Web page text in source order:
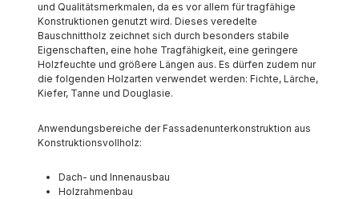
und Qualitätsmerkmalen, da es vor allem für tragfähige
Konstruktionen genutzt wird. Dieses veredelte
Bauschnittholz zeichnet sich durch besonders stabile
Eigenschaften, eine hohe Tragfähigkeit, eine geringere
Holzfeuchte und größere Längen aus. Es dürfen zudem nur
die folgenden Holzarten verwendet werden: Fichte, Lärche,
Kiefer, Tanne und Douglasie.
Anwendungsbereiche der Fassadenunterkonstruktion aus
Konstruktionsvollholz:
Dach- und Innenausbau
Holzrahmenbau